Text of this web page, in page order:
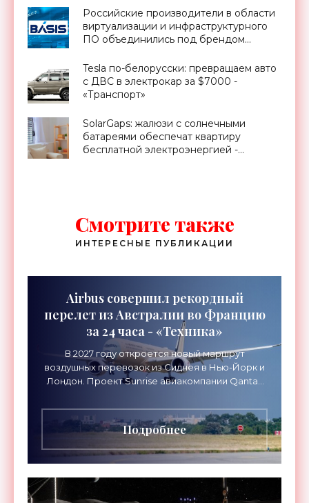
Российские производители в области
виртуализации и инфраструктурного
ПО объединились под брендом
Tesla по-белорусски: превращаем авто
с ДВС в электрокар за $7000 -
«Транспорт»
SolarGaps: жалюзи с солнечными
батареями обеспечат квартиру
бесплатной электроэнергией -
Смотрите также
ИНТЕРЕСНЫЕ ПУБЛИКАЦИИ
Airbus совершил рекордный
перелет из Австралии во Францию
за 24 часа - «Техника»
В 2027 году откроется новый маршрут
воздушных перевозок из Сиднея в Нью-Йорк и
Лондон. Проект Sunrise авиакомпании Qantas
длительностью до 24
Подробнее